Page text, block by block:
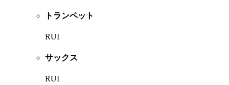
トランペット
RUI
サックス
RUI